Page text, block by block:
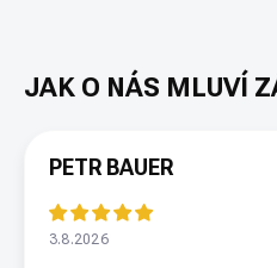
PETR BAUER
3.8.2026